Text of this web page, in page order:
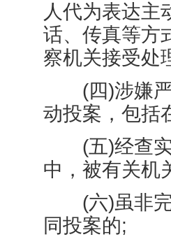
人代为表达主
话、传真等方
察机关接受处
(四)涉嫌
动投案，包括
(五)经查
中，被有关机
(六)虽非
同投案的;